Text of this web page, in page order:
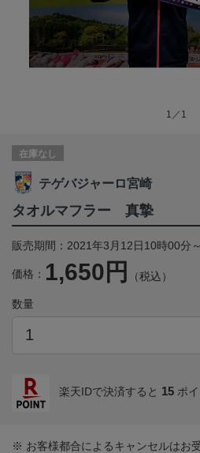
1／1
在庫なし
テゲバジャーロ宮崎
タオルマフラー 真摯
販売期間：2021年3月12日10時00分
価格： 1,650円 （税込）
数量
楽天IDで決済すると 15 ポ
※ お客様都合によるキャンセルはお